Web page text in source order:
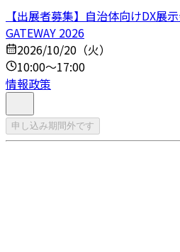
【出展者募集】自治体向けDX展
GATEWAY 2026
2026/10/20（火）
10:00～17:00
情報政策
申し込み期間外です